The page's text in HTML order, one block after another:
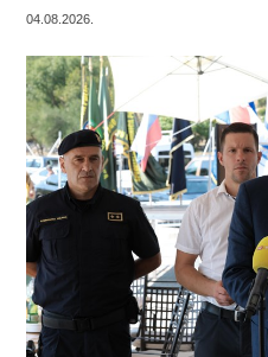
04.08.2026.